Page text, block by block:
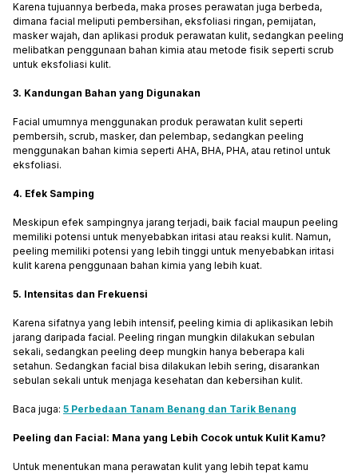
Karena tujuannya berbeda, maka proses perawatan juga berbeda,
dimana facial meliputi pembersihan, eksfoliasi ringan, pemijatan,
masker wajah, dan aplikasi produk perawatan kulit, sedangkan peeling
melibatkan penggunaan bahan kimia atau metode fisik seperti scrub
untuk eksfoliasi kulit.
3. Kandungan Bahan yang Digunakan
Facial umumnya menggunakan produk perawatan kulit seperti
pembersih, scrub, masker, dan pelembap, sedangkan peeling
menggunakan bahan kimia seperti AHA, BHA, PHA, atau retinol untuk
eksfoliasi.
4. Efek Samping
Meskipun efek sampingnya jarang terjadi, baik facial maupun peeling
memiliki potensi untuk menyebabkan iritasi atau reaksi kulit. Namun,
peeling memiliki potensi yang lebih tinggi untuk menyebabkan iritasi
kulit karena penggunaan bahan kimia yang lebih kuat.
5. Intensitas dan Frekuensi
Karena sifatnya yang lebih intensif, peeling kimia di aplikasikan lebih
jarang daripada facial. Peeling ringan mungkin dilakukan sebulan
sekali, sedangkan peeling deep mungkin hanya beberapa kali
setahun. Sedangkan facial bisa dilakukan lebih sering, disarankan
sebulan sekali untuk menjaga kesehatan dan kebersihan kulit.
Baca juga: 5 Perbedaan Tanam Benang dan Tarik Benang
Peeling dan Facial: Mana yang Lebih Cocok untuk Kulit Kamu?
Untuk menentukan mana perawatan kulit yang lebih tepat kamu